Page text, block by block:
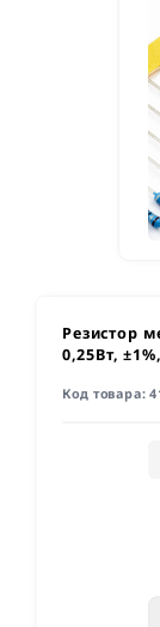
Резистор
0,25Вт,
Код товара: